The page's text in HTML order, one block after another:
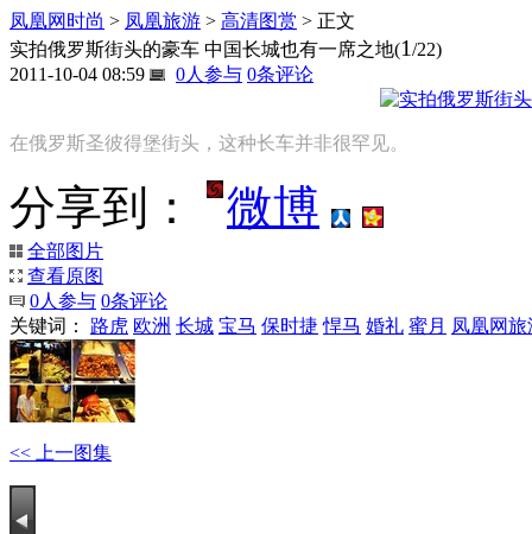
凤凰网时尚 > 凤凰旅游 > 高清图赏 > 正文
实拍俄罗斯街头的豪车 中国长城也有一席之地(1/22)
2011-10-04 08:59
0人参与 0条评论
在俄罗斯圣彼得堡街头，这种长车并非很罕见。
分享到： 微博
全部图片
查看原图
0人参与 0条评论
关键词： 路虎 欧洲 长城 宝马 保时捷 悍马 婚礼 蜜月 凤凰网旅
<< 上一图集